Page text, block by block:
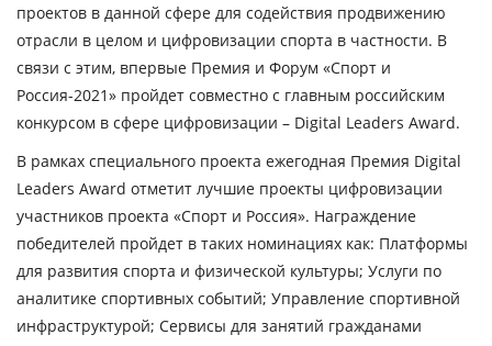
проектов в данной сфере для содействия продвижению
отрасли в целом и цифровизации спорта в частности. В
связи с этим, впервые Премия и Форум «Спорт и
Россия-2021» пройдет совместно с главным российским
конкурсом в сфере цифровизации – Digital Leaders Award.
В рамках специального проекта ежегодная Премия Digital
Leaders Award отметит лучшие проекты цифровизации
участников проекта «Спорт и Россия». Награждение
победителей пройдет в таких номинациях как: Платформы
для развития спорта и физической культуры; Услуги по
аналитике спортивных событий; Управление спортивной
инфраструктурой; Сервисы для занятий гражданами